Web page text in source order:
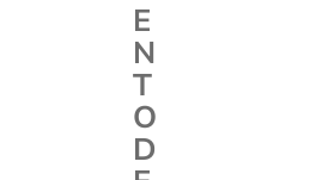
E
N
T
O
D